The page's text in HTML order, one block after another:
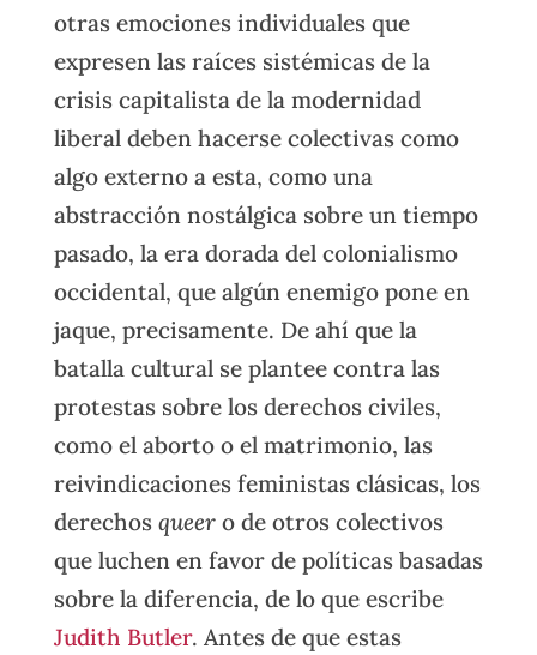
otras emociones individuales que
expresen las raíces sistémicas de la
crisis capitalista de la modernidad
liberal deben hacerse colectivas como
algo externo a esta, como una
abstracción nostálgica sobre un tiempo
pasado, la era dorada del colonialismo
occidental, que algún enemigo pone en
jaque, precisamente. De ahí que la
batalla cultural se plantee contra las
protestas sobre los derechos civiles,
como el aborto o el matrimonio, las
reivindicaciones feministas clásicas, los
derechos queer o de otros colectivos
que luchen en favor de políticas basadas
sobre la diferencia, de lo que escribe
Judith Butler. Antes de que estas